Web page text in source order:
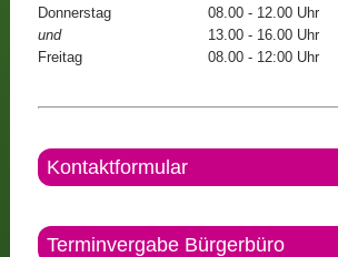
Donnerstag
08.00 - 12.00 Uhr
und
13.00 - 16.00 Uhr
Freitag
08.00 - 12:00 Uhr
Kontaktformular
Terminvergabe Bürgerbüro